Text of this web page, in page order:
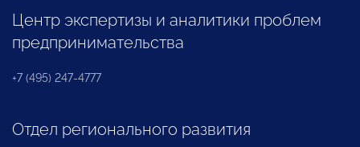
Центр экспертизы и аналитики проблем
предпринимательства
+7 (495) 247-4777
Отдел регионального развития